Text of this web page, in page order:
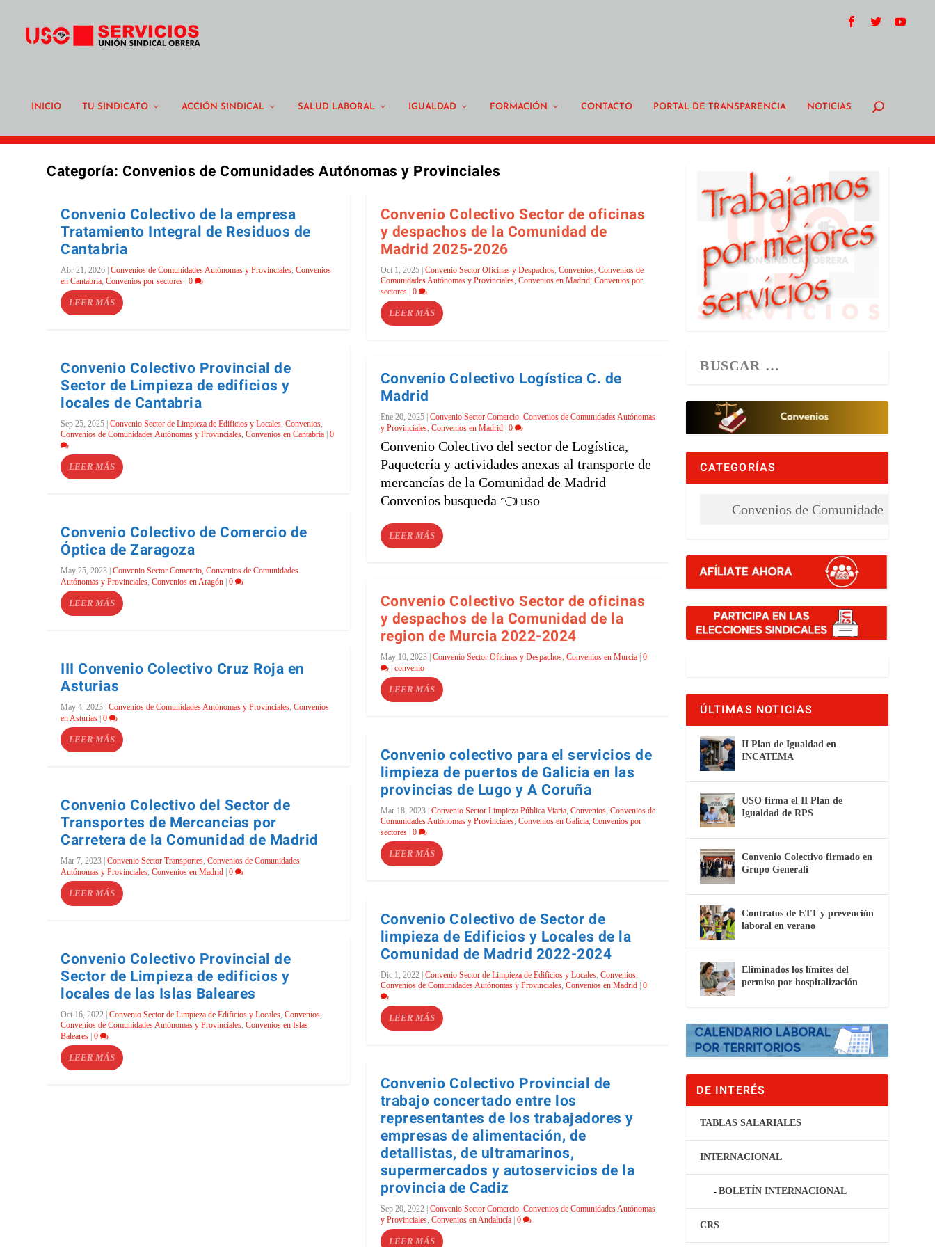
INICIO TU SINDICATO ACCIÓN SINDICAL SALUD LABORAL IGUALDAD FORMACIÓN CONTACTO PORTAL DE TRANSPARENCIA NOTICIAS
Categoría: Convenios de Comunidades Autónomas y Provinciales
Convenio Colectivo de la empresa
Tratamiento Integral de Residuos de
Cantabria
Abr 21, 2026 |Convenios de Comunidades Autónomas y Provinciales,Convenios
en Cantabria,Convenios por sectores |0
LEER MÁS
Convenio Colectivo Provincial de
Sector de Limpieza de edificios y
locales de Cantabria
Sep 25, 2025 |Convenio Sector de Limpieza de Edificios y Locales,Convenios,
Convenios de Comunidades Autónomas y Provinciales,Convenios en Cantabria |0
LEER MÁS
Convenio Colectivo de Comercio de
Óptica de Zaragoza
May 25, 2023 |Convenio Sector Comercio,Convenios de Comunidades
Autónomas y Provinciales,Convenios en Aragón |0
LEER MÁS
III Convenio Colectivo Cruz Roja en
Asturias
May 4, 2023 |Convenios de Comunidades Autónomas y Provinciales,Convenios
en Asturias |0
LEER MÁS
Convenio Colectivo del Sector de
Transportes de Mercancias por
Carretera de la Comunidad de Madrid
Mar 7, 2023 |Convenio Sector Transportes,Convenios de Comunidades
Autónomas y Provinciales,Convenios en Madrid |0
LEER MÁS
Convenio Colectivo Provincial de
Sector de Limpieza de edificios y
locales de las Islas Baleares
Oct 16, 2022 |Convenio Sector de Limpieza de Edificios y Locales,Convenios,
Convenios de Comunidades Autónomas y Provinciales,Convenios en Islas
Baleares |0
LEER MÁS
Convenio Colectivo Sector de oficinas
y despachos de la Comunidad de
Madrid 2025-2026
Oct 1, 2025| Convenio Sector Oficinas y Despachos, Convenios, Convenios de
Comunidades Autónomas y Provinciales, Convenios en Madrid, Convenios por
sectores| 0
LEER MÁS
Convenio Colectivo Logística C. de
Madrid
Ene 20, 2025| Convenio Sector Comercio, Convenios de Comunidades Autónomas
y Provinciales, Convenios en Madrid| 0
Convenio Colectivo del sector de Logística,
Paquetería y actividades anexas al transporte de
mercancías de la Comunidad de Madrid
Convenios busqueda 👈 uso
LEER MÁS
Convenio Colectivo Sector de oficinas
y despachos de la Comunidad de la
region de Murcia 2022-2024
May 10, 2023| Convenio Sector Oficinas y Despachos, Convenios en Murcia| 0
| convenio
LEER MÁS
Convenio colectivo para el servicios de
limpieza de puertos de Galicia en las
provincias de Lugo y A Coruña
Mar 18, 2023| Convenio Sector Limpieza Pública Viaria, Convenios, Convenios de
Comunidades Autónomas y Provinciales, Convenios en Galicia, Convenios por
sectores| 0
LEER MÁS
Convenio Colectivo de Sector de
limpieza de Edificios y Locales de la
Comunidad de Madrid 2022-2024
Dic 1, 2022| Convenio Sector de Limpieza de Edificios y Locales, Convenios,
Convenios de Comunidades Autónomas y Provinciales, Convenios en Madrid| 0
LEER MÁS
Convenio Colectivo Provincial de
trabajo concertado entre los
representantes de los trabajadores y
empresas de alimentación, de
detallistas, de ultramarinos,
supermercados y autoservicios de la
provincia de Cadiz
Sep 20, 2022| Convenio Sector Comercio, Convenios de Comunidades Autónomas
y Provinciales, Convenios en Andalucía| 0
LEER MÁS
CATEGORÍAS
ÚLTIMAS NOTICIAS
II Plan de Igualdad en
INCATEMA
USO firma el II Plan de
Igualdad de RPS
Convenio Colectivo firmado en
Grupo Generali
Contratos de ETT y prevención
laboral en verano
Eliminados los límites del
permiso por hospitalización
DE INTERÉS
TABLAS SALARIALES
INTERNACIONAL
BOLETÍN INTERNACIONAL
CRS